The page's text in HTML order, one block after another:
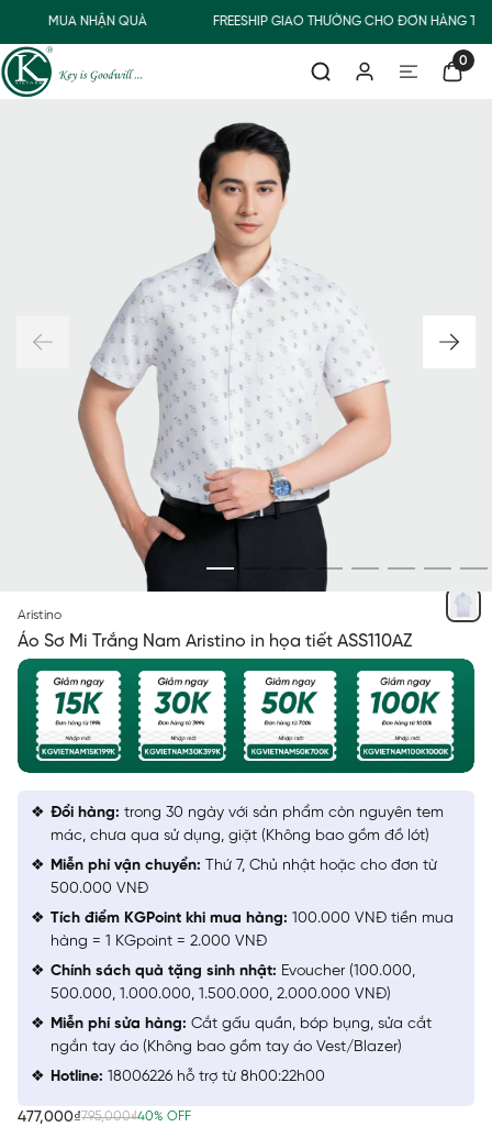
MUA NHẬN QUÀ FREESHIP GIAO THƯỜNG CHO ĐƠN HÀNG
0
Aristino
Áo Sơ Mi Trắng Nam Aristino in họa tiết ASS110AZ
477,000₫795,000₫40% OFF
Đổi hàng: trong 30 ngày với sản phẩm còn nguyên tem
mác, chưa qua sử dụng, giặt (Không bao gồm đồ lót)
Miễn phí vận chuyển: Thứ 7, Chủ nhật hoặc cho đơn từ
500.000 VNĐ
Tích điểm KGPoint khi mua hàng: 100.000 VNĐ tiền mua
hàng = 1 KGpoint = 2.000 VNĐ
Chính sách quà tặng sinh nhật: Evoucher (100.000,
500.000, 1.000.000, 1.500.000, 2.000.000 VNĐ)
Miễn phí sửa hàng: Cắt gấu quần, bóp bụng, sửa cắt
ngắn tay áo (Không bao gồm tay áo Vest/Blazer)
Hotline: 18006226 hỗ trợ từ 8h00:22h00